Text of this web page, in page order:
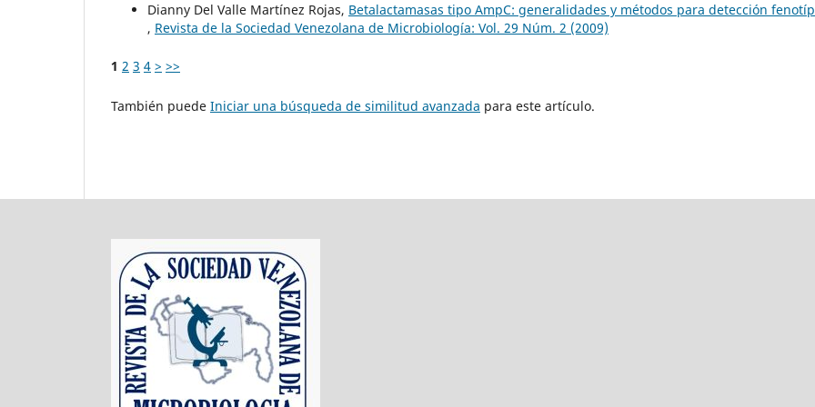
Dianny Del Valle Martínez Rojas, Betalactamasas tipo AmpC: generalidades y métodos para detección
, Revista de la Sociedad Venezolana de Microbiología: Vol. 29 Núm. 2 (2009)
1 2 3 4 > >>
También puede Iniciar una búsqueda de similitud avanzada para este artículo.